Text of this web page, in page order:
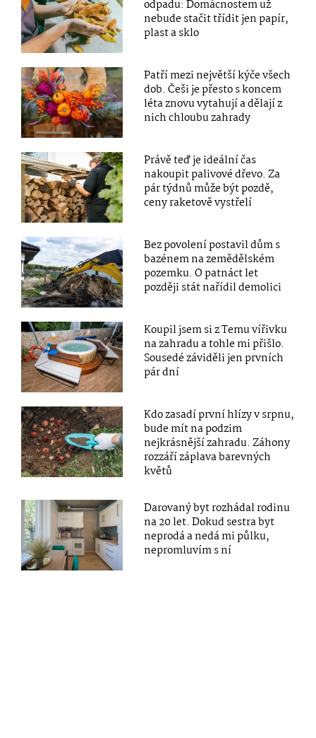
odpadu: Domácnostem už
nebude stačit třídit jen papír,
plast a sklo
Patří mezi největší kýče všech
dob. Češi je přesto s koncem
léta znovu vytahují a dělají z
nich chloubu zahrady
Právě teď je ideální čas
nakoupit palivové dřevo. Za
pár týdnů může být pozdě,
ceny raketově vystřelí
Bez povolení postavil dům s
bazénem na zemědělském
pozemku. O patnáct let
později stát nařídil demolici
Koupil jsem si z Temu vířivku
na zahradu a tohle mi přišlo.
Sousedé záviděli jen prvních
pár dní
Kdo zasadí první hlízy v srpnu,
bude mít na podzim
nejkrásnější zahradu. Záhony
rozzáří záplava barevných
květů
Darovaný byt rozhádal rodinu
na 20 let. Dokud sestra byt
neprodá a nedá mi půlku,
nepromluvím s ní